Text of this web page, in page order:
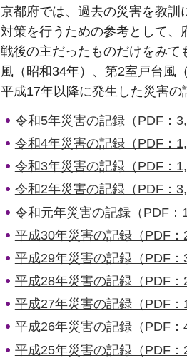
京都府では、過去の災害を教
対策を行うための参考として、
戦後の主だったものだけをみて
風（昭和34年）、第2室戸台風
平成17年以降に発生した災害の
令和5年災害の記録（PDF：
令和4年災害の記録（PDF：
令和3年災害の記録（PDF：
令和2年災害の記録（PDF：
令和元年災害の記録（PDF：
平成30年災害の記録（PDF：
平成29年災害の記録（PDF：
平成28年災害の記録（PDF：
平成27年災害の記録（PDF：
平成26年災害の記録（PDF：
平成25年災害の記録（PDF：